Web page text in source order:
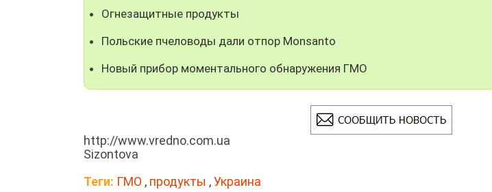
Огнезащитные продукты
Польские пчеловоды дали отпор Monsanto
Новый прибор моментального обнаружения ГМО
http://www.vredno.com.ua
Sizontova
Теги: ГМО , продукты ,Украина